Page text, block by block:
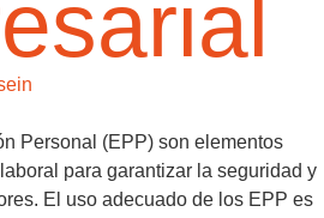
Personal (EPP) son elementos
para garantizar la seguridad y
El uso adecuado de los EPP es